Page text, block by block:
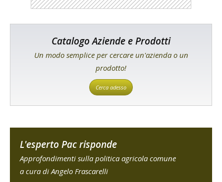
Catalogo Aziende e Prodotti
Un modo semplice per cercare un'azienda o un
prodotto!
Cerca adesso
L'esperto Pac risponde
Approfondimenti sulla politica agricola comune
a cura di Angelo Frascarelli